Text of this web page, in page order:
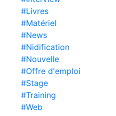
#Livres
#Matériel
#News
#Nidification
#Nouvelle
#Offre d'emploi
#Stage
#Training
#Web